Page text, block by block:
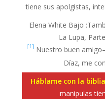
tiene sus apolgistas,
Elena White Bajo
La Lupa,
[1] Nuestro buen
Díaz, me
Háblame con la biblia
manipulas